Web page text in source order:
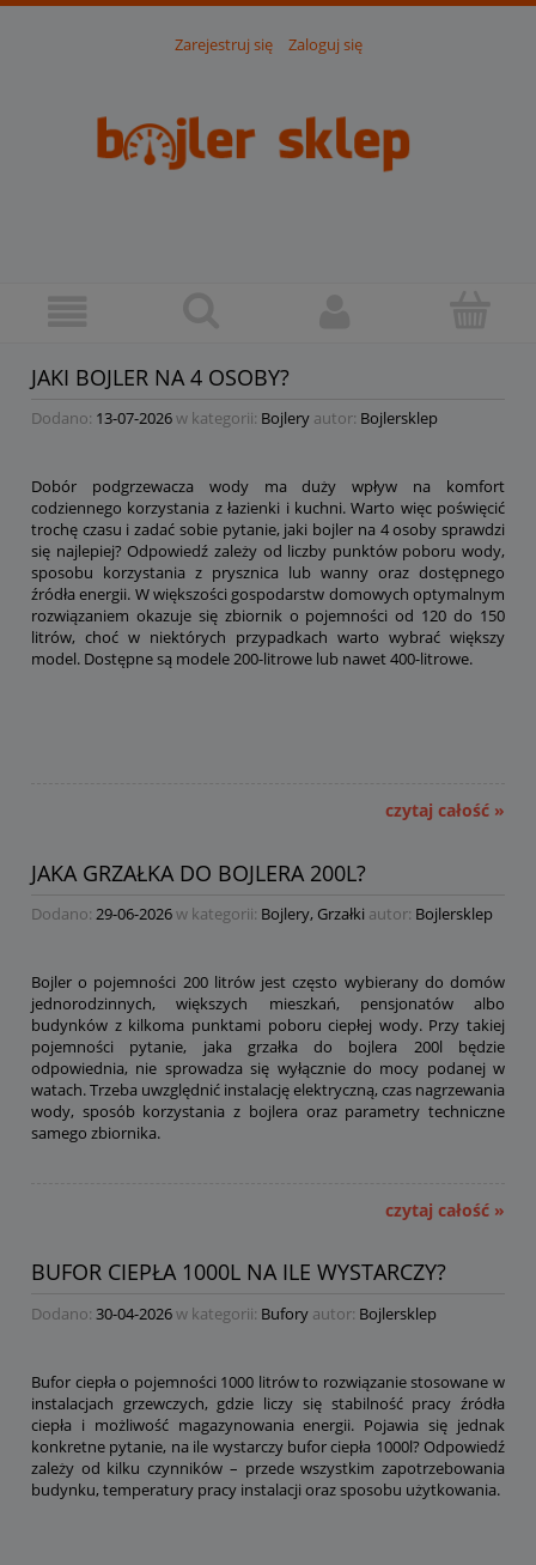
Zarejestruj się Zaloguj się
JAKI BOJLER NA 4 OSOBY?
Dodano: 13-07-2026w kategorii: Bojlery autor: Bojlersklep
Dobór podgrzewacza wody ma duży wpływ na komfort
codziennego korzystania z łazienki i kuchni. Warto więc poświęcić
trochę czasu i zadać sobie pytanie, jaki bojler na 4 osoby sprawdzi
się najlepiej? Odpowiedź zależy od liczby punktów poboru wody,
sposobu korzystania z prysznica lub wanny oraz dostępnego
źródła energii. W większości gospodarstw domowych optymalnym
rozwiązaniem okazuje się zbiornik o pojemności od 120 do 150
litrów, choć w niektórych przypadkach warto wybrać większy
model. Dostępne są modele 200-litrowe lub nawet 400-litrowe.
czytaj całość »
JAKA GRZAŁKA DO BOJLERA 200L?
Dodano: 29-06-2026w kategorii: Bojlery, Grzałki autor: Bojlersklep
Bojler o pojemności 200 litrów jest często wybierany do domów
jednorodzinnych, większych mieszkań, pensjonatów albo
budynków z kilkoma punktami poboru ciepłej wody. Przy takiej
pojemności pytanie, jaka grzałka do bojlera 200l będzie
odpowiednia, nie sprowadza się wyłącznie do mocy podanej w
watach. Trzeba uwzględnić instalację elektryczną, czas nagrzewania
wody, sposób korzystania z bojlera oraz parametry techniczne
samego zbiornika.
czytaj całość »
BUFOR CIEPŁA 1000L NA ILE WYSTARCZY?
Dodano: 30-04-2026w kategorii: Bufory autor: Bojlersklep
Bufor ciepła o pojemności 1000 litrów to rozwiązanie stosowane w
instalacjach grzewczych, gdzie liczy się stabilność pracy źródła
ciepła i możliwość magazynowania energii. Pojawia się jednak
konkretne pytanie, na ile wystarczy bufor ciepła 1000l? Odpowiedź
zależy od kilku czynników – przede wszystkim zapotrzebowania
budynku, temperatury pracy instalacji oraz sposobu użytkowania.